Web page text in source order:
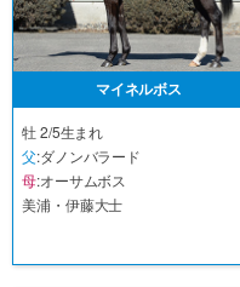
マイネルボス
牡 2/5生まれ
父:ダノンバラード
母:オーサムボス
美浦・伊藤大士